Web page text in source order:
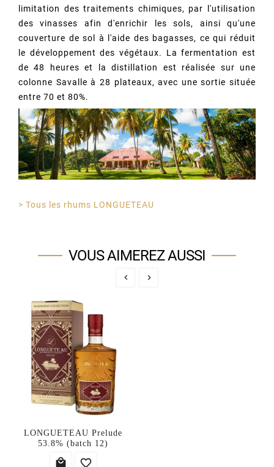
limitation des traitements chimiques, par l'utilisation
des vinasses afin d'enrichir les sols, ainsi qu'une
couverture de sol à l'aide des bagasses, ce qui réduit
le développement des végétaux. La fermentation est
de 48 heures et la distillation est réalisée sur une
colonne Savalle à 28 plateaux, avec une sortie située
entre 70 et 80%.
> Tous les rhums LONGUETEAU
VOUS AIMEREZ AUSSI
 
LONGUETEAU Prelude
53.8% (batch 12)
 